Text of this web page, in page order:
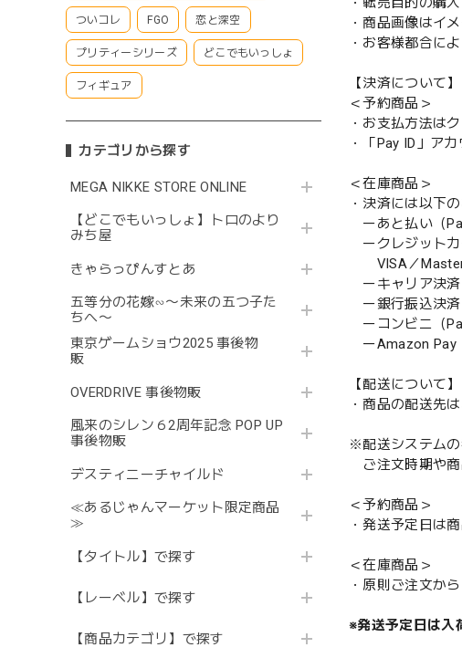
ついコレ FGO 恋と深空
プリティーシリーズ どこでもいっしょ
フィギュア
カテゴリから探す
MEGA NIKKE STORE ONLINE
【どこでもいっしょ】トロのより
みち屋
きゃらっぴんすとあ
五等分の花嫁∽〜未来の五つ子た
ちへ〜
東京ゲームショウ2025 事後物
販
OVERDRIVE 事後物販
風来のシレン６2周年記念 POP UP
事後物販
デスティニーチャイルド
≪あるじゃんマーケット限定商品
≫
【タイトル】で探す
【レーベル】で探す
【商品カテゴリ】で探す
・商品画像はイ
・お客様都合に
【決済について】
＜予約商品＞
・お支払方法は
・「Pay ID」ア
＜在庫商品＞
・決済には以下
ーあと払い（
ークレジット
VISA／
ーキャリア決済
ー銀行振込決済
ーコンビニ（
ーAmazon Pay
【配送について】
・商品の配送先
※配送システムの
ご注文時期や商
＜予約商品＞
・発送予定日は
＜在庫商品＞
・原則ご注文か
※発送予定日は入